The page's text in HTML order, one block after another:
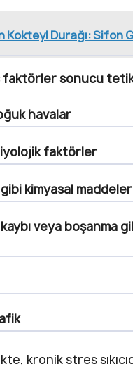
Kokteyl Durağı: Sifon
faktörler sonucu
havalar
faktörler
kimyasal maddeler
veya boşanma
kronik stres